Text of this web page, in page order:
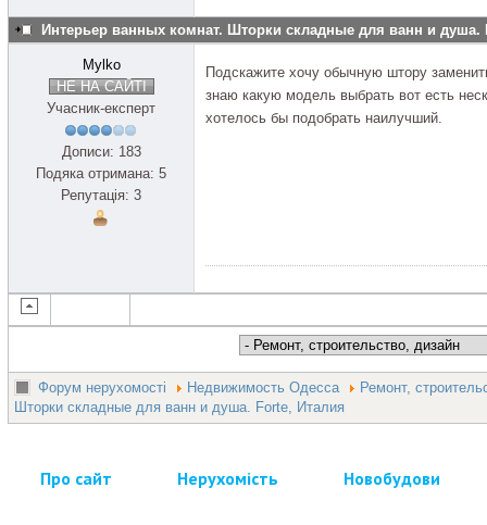
Интерьер ванных комнат. Шторки складные для ванн и душа.
Mylko
НЕ НА САЙТІ
Учасник-експерт
Дописи: 183
Подяка отримана: 5
Репутація: 3
Подскажите хочу обычную штору
знаю какую модель выбрать вот есть
хотелось бы подобрать наилучший.
Форум нерухомості Недвижимость Одесса
Ремонт,
Шторки складные для ванн и душа. Forte, Италия
Про сайт Нерухомість Новобудови